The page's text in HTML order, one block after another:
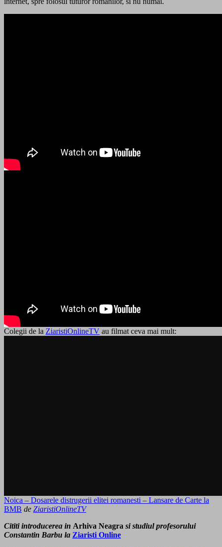
Colegii de la ZiaristiOnlineTV au filmat ceva mai mult:
Noica – Dosarele distrugerii elitei romanesti – Lansare de Carte la
BMB de ZiaristiOnlineTV
Cititi introducerea in Arhiva Neagra si studiul profesorului
Constantin Barbu la Ziaristi Online